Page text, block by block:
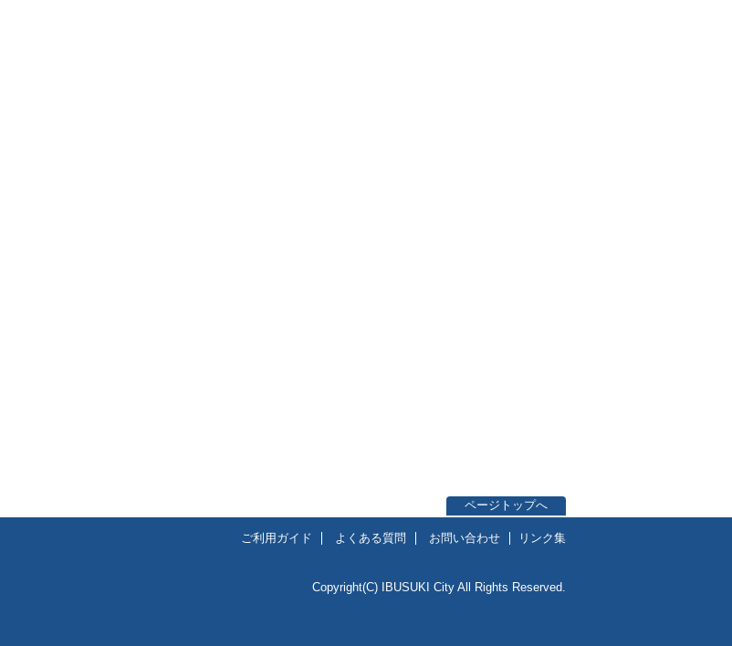
ページトップへ
ご利用ガイド よくある質問 お問い合わせ リンク集
Copyright(C) IBUSUKI City All Rights Reserved.